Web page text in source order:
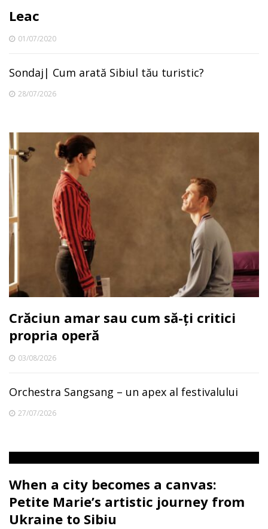
Leac
01/07/2020
Sondaj| Cum arată Sibiul tău turistic?
28/07/2026
Crăciun amar sau cum să-ți critici
propria operă
03/08/2026
Orchestra Sangsang – un apex al festivalului
27/07/2026
When a city becomes a canvas:
Petite Marie’s artistic journey from
Ukraine to Sibiu